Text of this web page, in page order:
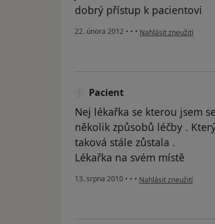
dobrý přístup k pacientovi
22. února 2012 • • • podle názoru uživatele
Nahlásit zneužití
Pacient
Nej lékařka se kterou jsem
několik způsobů léčby .
taková stále zůstala .
Lékařka na svém místě
13. srpna 2010 • • • podle názoru uživatele
Nahlásit zneužití